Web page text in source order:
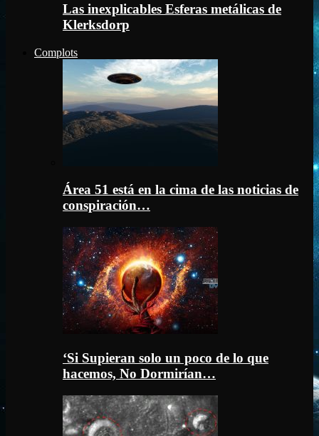
Las inexplicables Esferas metálicas de
Klerksdorp
Complots
Área 51 está en la cima de las noticias de
conspiración…
‘Si Supieran solo un poco de lo que
hacemos, No Dormirían…